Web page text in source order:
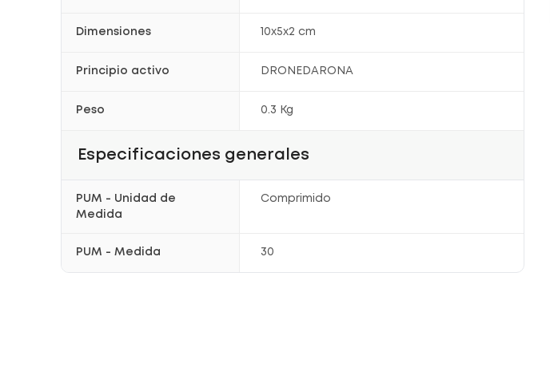
Dimensiones 10x5x2 cm
Principio activo DRONEDARONA
Peso 0.3 Kg
Especificaciones generales
PUM - Unidad de
Medida
Comprimido
PUM - Medida 30